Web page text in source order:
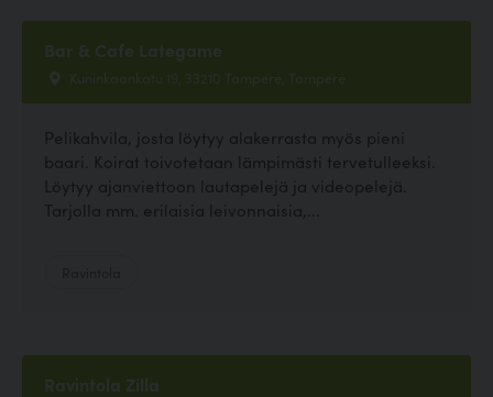
Bar & Cafe Lategame
Kuninkaankatu 19, 33210 Tampere, Tampere
Pelikahvila, josta löytyy alakerrasta myös pieni
baari. Koirat toivotetaan lämpimästi tervetulleeksi.
Löytyy ajanviettoon lautapelejä ja videopelejä.
Tarjolla mm. erilaisia leivonnaisia,...
Ravintola Zilla